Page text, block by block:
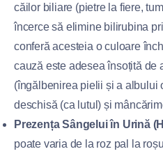
căilor biliare (pietre la fiere,
încerce să elimine bilirubina
conferă acesteia o culoare
cauză este adesea însoțită de
(îngălbenirea pielii și a albului
deschisă (ca lutul) și
Prezența Sângelui în Urină
poate varia de la roz pal la